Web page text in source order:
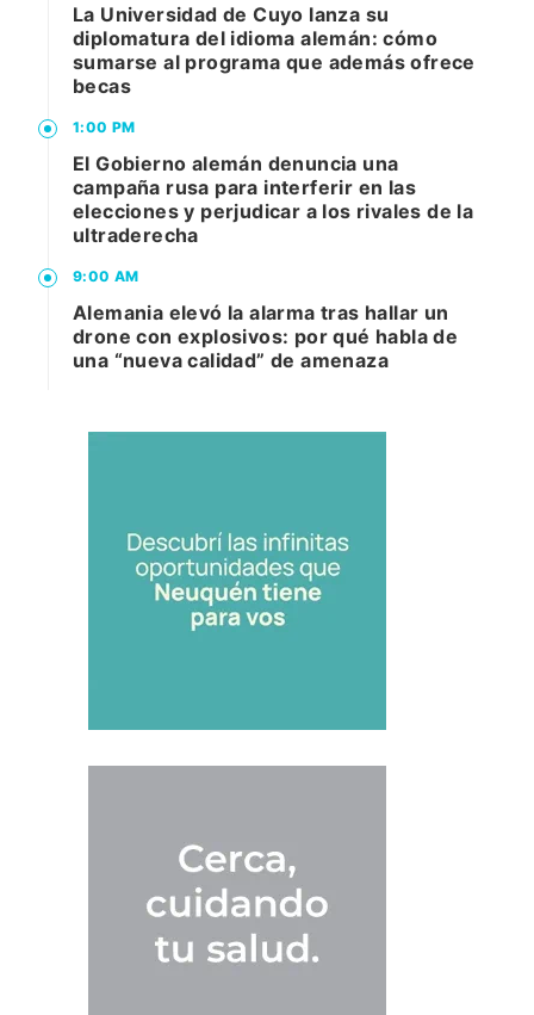
La Universidad de Cuyo lanza su
diplomatura del idioma alemán: cómo
sumarse al programa que además ofrece
becas
1:00 PM
El Gobierno alemán denuncia una
campaña rusa para interferir en las
elecciones y perjudicar a los rivales de la
ultraderecha
9:00 AM
Alemania elevó la alarma tras hallar un
drone con explosivos: por qué habla de
una “nueva calidad” de amenaza